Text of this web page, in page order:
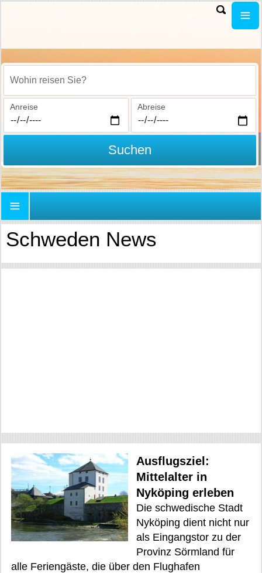
Wohin reisen Sie?
Anreise Abreise
Suchen
Schweden News
Ausflugsziel:
Mittelalter in
Nyköping erleben
Die schwedische Stadt
Nyköping dient nicht nur
als Eingangstor zu der
Provinz Sörmland für
alle Feriengäste, die über den Flughafen